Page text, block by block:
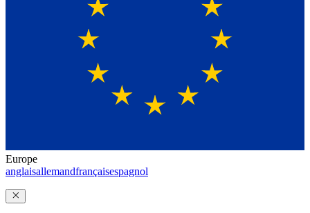
Europe
anglaisallemandfrançaisespagnol